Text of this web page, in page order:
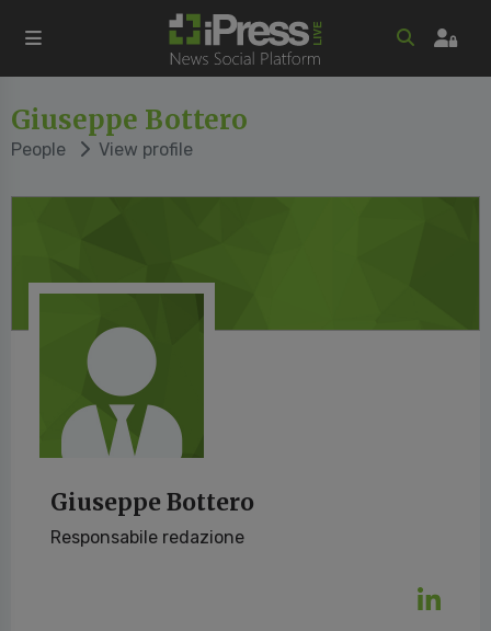
Giuseppe Bottero
People View profile
Giuseppe Bottero
Responsabile redazione